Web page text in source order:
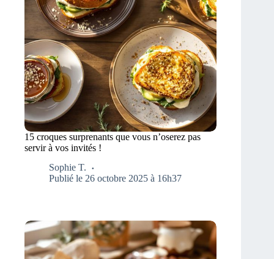
15 croques surprenants que vous n’oserez pas
servir à vos invités !
Sophie T.
Publié le 26 octobre 2025 à 16h37